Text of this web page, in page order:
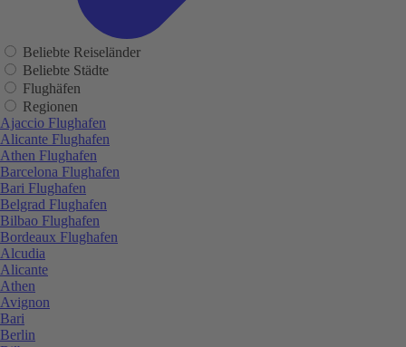
Beliebte Reiseländer
Beliebte Städte
Flughäfen
Regionen
Ajaccio Flughafen
Alicante Flughafen
Athen Flughafen
Barcelona Flughafen
Bari Flughafen
Belgrad Flughafen
Bilbao Flughafen
Bordeaux Flughafen
Alcudia
Alicante
Athen
Avignon
Bari
Berlin